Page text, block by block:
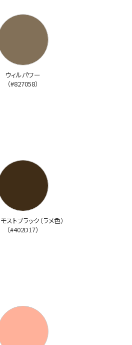
ウィルパワー
（#827058）
ストブラック（ラメ色）
（#402D17）